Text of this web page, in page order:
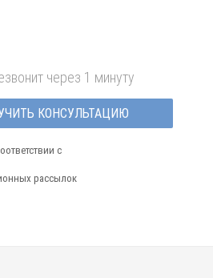
через 1 минуту
КОНСУЛЬТАЦИЮ
с
рассылок